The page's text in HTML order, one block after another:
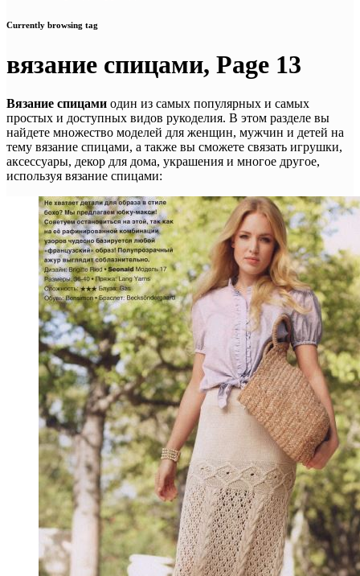
Currently browsing tag
вязание спицами, Page 13
Вязание спицами один из самых популярных и самых
простых и доступных видов рукоделия. В этом разделе вы
найдете множество моделей для женщин, мужчин и детей на
тему вязание спицами, а также вы сможете связать игрушки,
аксессуары, декор для дома, украшения и многое другое,
используя вязание спицами: